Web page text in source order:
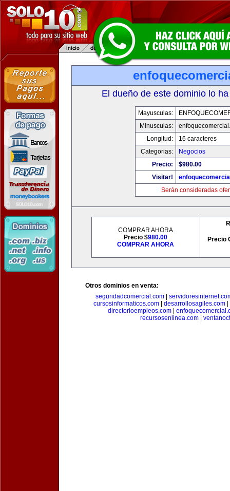
El dueño de este dominio lo
Mayusculas:
Minusculas:
Longitud:
16 caracteres
Categorias:
Negocios
Precio:
$980.00
Visitar!
Serán consideradas
COMPRAR AHORA
Precio $980.00
COMPRAR AHORA
Precio
Otros dominios en venta:
seguridadcomercial.com|
cursosinformaticos.com
desarrollosagiles.com
directorioempleos.com
recursosenlinea.com|